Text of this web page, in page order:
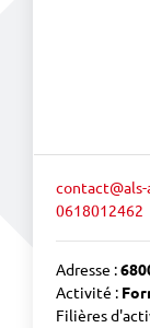
0618012462
Adresse :
Activité :
Filières